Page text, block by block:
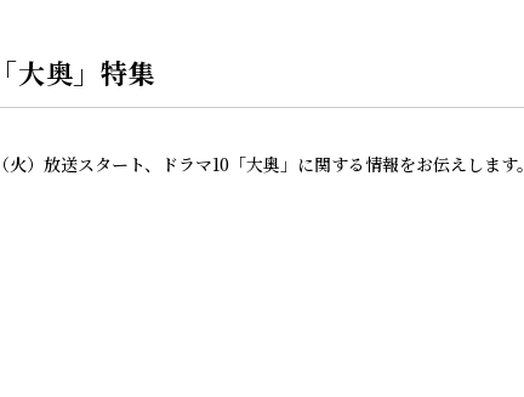
大奥」特集
火）放送スタート、ドラマ10「大奥」に関する情報をお伝えします。